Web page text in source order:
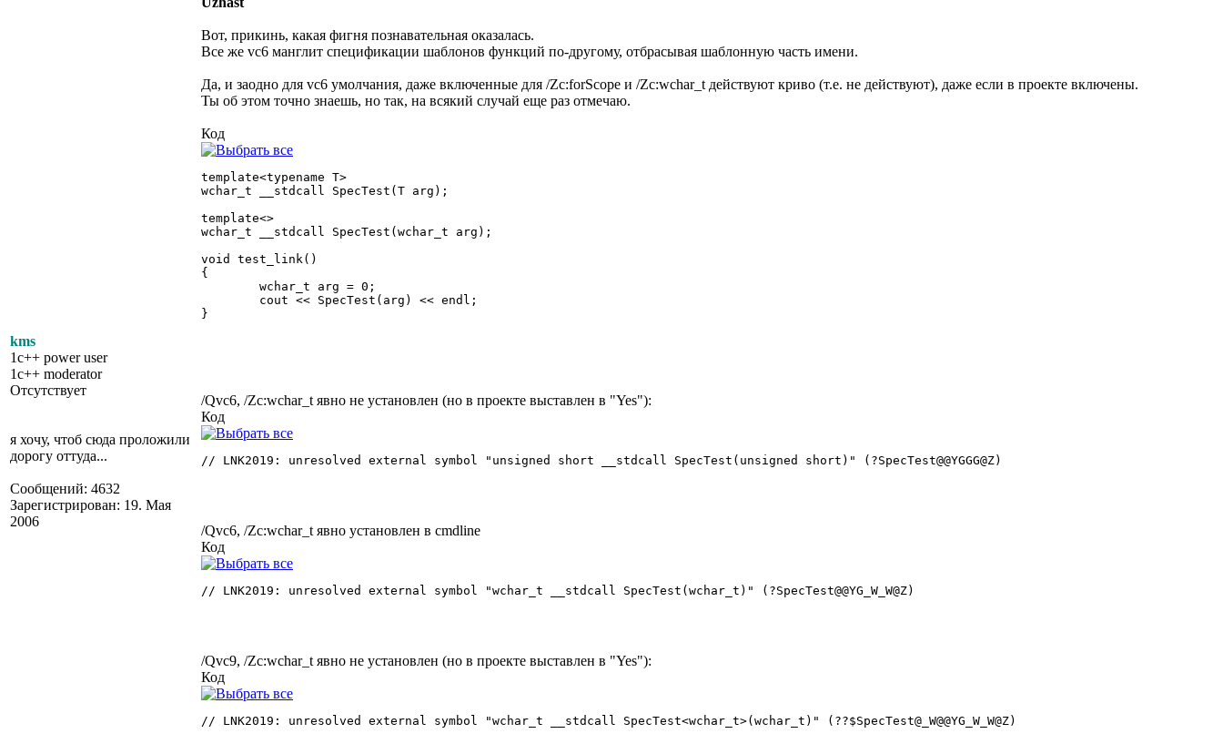
kms
1c++ power user
1c++ moderator
Отсутствует
я хочу, чтоб сюда проложили
дорогу оттуда...
Сообщений: 4632
Зарегистрирован: 19. Мая
2006
Вот, прикинь, какая фигня познавательная оказалась.
Все же vc6 манглит спецификации шаблонов функций по-другому, отбрасывая шаблонную часть имени.
Да, и заодно для vc6 умолчания, даже включенные для /Zc:forScope и /Zc:wchar_t действуют криво (т.е. не действуют), даже если в проекте включены.
Ты об этом точно знаешь, но так, на всякий случай еще раз отмечаю.
Код
template<typename T>
wchar_t __stdcall SpecTest(T arg);
template<>
wchar_t __stdcall SpecTest(wchar_t arg);
void test_link()
{
}
/Qvc6, /Zc:wchar_t явно не установлен (но в проекте выставлен в "Yes"):
Код
// LNK2019: unresolved external symbol "unsigned short __stdcall SpecTest(unsigned short)" (?SpecTest@@YGGG@Z)
/Qvc6, /Zc:wchar_t явно установлен в cmdline
Код
// LNK2019: unresolved external symbol "wchar_t __stdcall SpecTest(wchar_t)" (?SpecTest@@YG_W_W@Z)
/Qvc9, /Zc:wchar_t явно не установлен (но в проекте выставлен в "Yes"):
Код
// LNK2019: unresolved external symbol "wchar_t __stdcall SpecTest<wchar_t>(wchar_t)" (??$SpecTest@_W@@YG_W_W@Z)